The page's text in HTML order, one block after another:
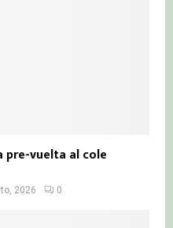
pre-vuelta al cole
2026 0